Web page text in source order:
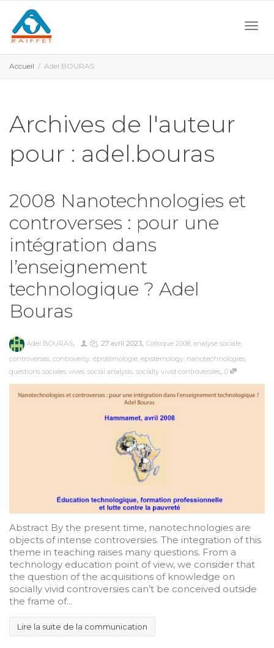
Accueil Adel BOURAS
Archives de l'auteur
pour : adel.bouras
2008 Nanotechnologies et
controverses : pour une
intégration dans
l’enseignement
technologique ? Adel
Bouras
Adel BOURAS, , 27 avril 2023, Colloque 2008, analyse sociale,
controverses, controversy, épistémologie, epistemology, nanotechnologies,
questions sociales vives, social analysis, socially vivid controversies, 0
Abstract By the present time, nanotechnologies are
objects of intense controversies. The integration of this
theme in teaching raises many questions. From a
technology education point of view, we consider that
the question of the acquisitions of knowledge on
socially vivid controversies can’t be conceived outside
the frame of...
Lire la suite de la communication